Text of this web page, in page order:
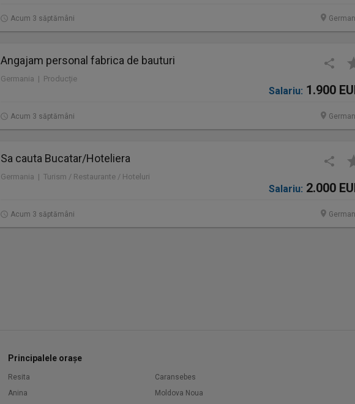
Acum 3 săptămâni
Angajam personal fabrica de bauturi
Germania | Producție
Salariu: 1.900
Acum 3 săptămâni
Sa cauta Bucatar/Hoteliera
Germania | Turism / Restaurante / Hoteluri
Salariu: 2.000
Acum 3 săptămâni
Principalele orașe
Resita
Anina
Caransebes
Moldova Noua